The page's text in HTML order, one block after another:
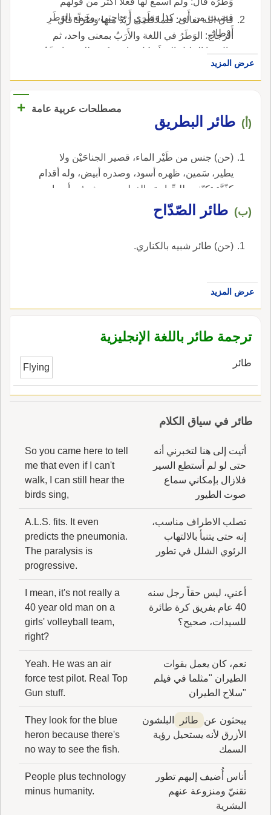
قضيت من أَمر كذا وَطَرِي أَ حاجتي، وجمع الوَطَرِ
أَوْطارٌ.
قال الله تعالى: فلما قَضَى زَيْدٌ منها وَطَراً؛ قال
الزجاج: الوَطَرُ في اللغة والأَرَبُ بمعنى واحد، ثم
قال: قا الخليل الوَطَرُ كل حاجة يكون لك فيها هِمَّةٌ،
فإِذا بلغها البالغ قيل قضى وَطَرَه وأَرَبَهُ، ولا يبنى
منه فعل.
عرض المزيد
مصطلحات عربية عامة +
(أ) طائر البطريق
(حن) جنس من طَيْر الماء، قصير الجناحَيْن ولا
يطير، سَمين، ظهره أسود، وصدره أبيض، وله أقدام
كفّيَّة تكيّفت للسِّباحة والغطس، يعيش في أسراب،
ويكثر في الأصقاع الجنوبيَّة.
(ب) طائر الصّدّاح
(حن) طائر شبيه بالكناري.
عرض المزيد
ترجمة طائر باللغة الإنجليزية
طائر Flying
طائر في سياق الكلام
أتيت إلى هنا لتخبرني أنه
حتى لو لم أستطع السير
فلازال بإمكاني سماع
صوت الطيور
So you came here to tell
me that even if I can't
walk, I can still hear the
birds sing,
تصلب الاطراف مناسب،
إنه حتى يتنبأ بالالتهاب
الرئوي الشلل في تطور
A.L.S. fits. It even
predicts the pneumonia.
The paralysis is
progressive.
أعني، ليس حقاً رجل سنه
40 عام بفريق كرة طائرة
للسيدات، صحيح؟
I mean, it's not really a
40 year old man on a
girls' volleyball team,
right?
نعم، كان يعمل بقوات
الطيران "مثلما في فيلم
"سلاح الطيران
Yeah. He was an air
force test pilot. Real Top
Gun stuff.
يبحثون عن طائر
البلشون
الأزرق لأنه يستحيل رؤية
السمك
They look for the blue
heron because there's
no way to see the fish.
أناس أُضيف إليهم تطور
تقنيّ ومنزوعة عنهم
البشرية
People plus technology
minus humanity.